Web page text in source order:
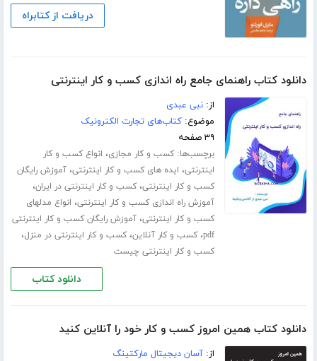
دریافت از کتابراه
دانلود کتاب راهنمای جامع راه اندازی کسب و کار اینترنتی
از:نبی عبدی
موضوع:کتاب‌های تجارت الکترونیک
۳۹ صفحه
برچسب‌ها:کسب و کار مجازی، انواع کسب و کار
اینترنتی، ایده های کسب و کار اینترنتی،آموزش رایگان
کسب و کار اینترنتی،کسب و کار اینترنتی در ایران،
آموزش راه اندازی کسب و کار اینترنتی، انواع مدلهای
کسب و کار اینترنتی،آموزش رایگان کسب و کار اینترنتی
pdf،کسب و کار آنلاین،کسب و کار اینترنتی در منزل،
کسب و کار اینترنتی چیست
دانلود کتاب
دانلود کتاب همین امروز کسب و کار خود را آنلاین کنید
از:آسان دیجیتال مارکتینگ